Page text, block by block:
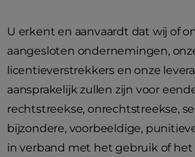
U erkent en aanvaardt dat wij of
aangesloten ondernemingen,
licentieverstrekkers en onze
aansprakelijk zullen zijn voor
rechtstreekse, onrechtstreekse,
bijzondere, voorbeeldige,
in verband met het gebruik of